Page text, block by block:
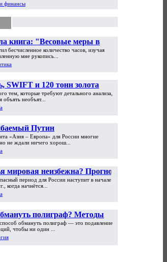
финансы
книга: "Весовые меры в
практике Античности и
бесчисленное количество часов, изучая
мне рукопись...
SWIFT и 120 тонн золота
тем, которые требуют детального анализа,
объять необъят...
Путин
«Азия – Европа» для России многие
не ждали ничего хорош...
мировая неизбежна? Прогноз
Глазьева
период для России наступит в начале
когда начнётся...
полиграф? Методы
Часть вторая
обмануть полиграф — это подавление
чтобы ни один ...